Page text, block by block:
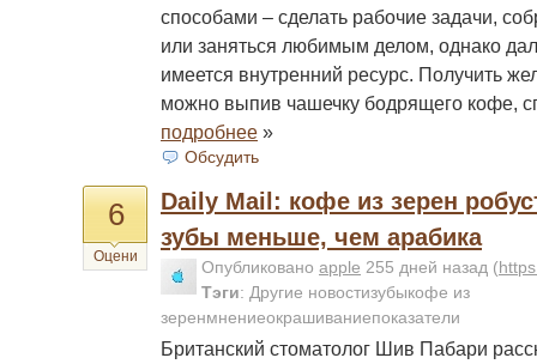
способами – сделать рабочие задачи,
или заняться любимым делом, однако
имеется внутренний ресурс. Получить
можно выпив чашечку бодрящего кофе,
подробнее »
Обсудить
6
Оцени
Daily Mail: кофе из зерен
зубы меньше, чем арабика
Опубликовано apple 255 дней назад (
Тэги: Другие новостизубыкофе из
зеренмнениеокрашиваниепоказатели
Британский стоматолог Шив Пабари